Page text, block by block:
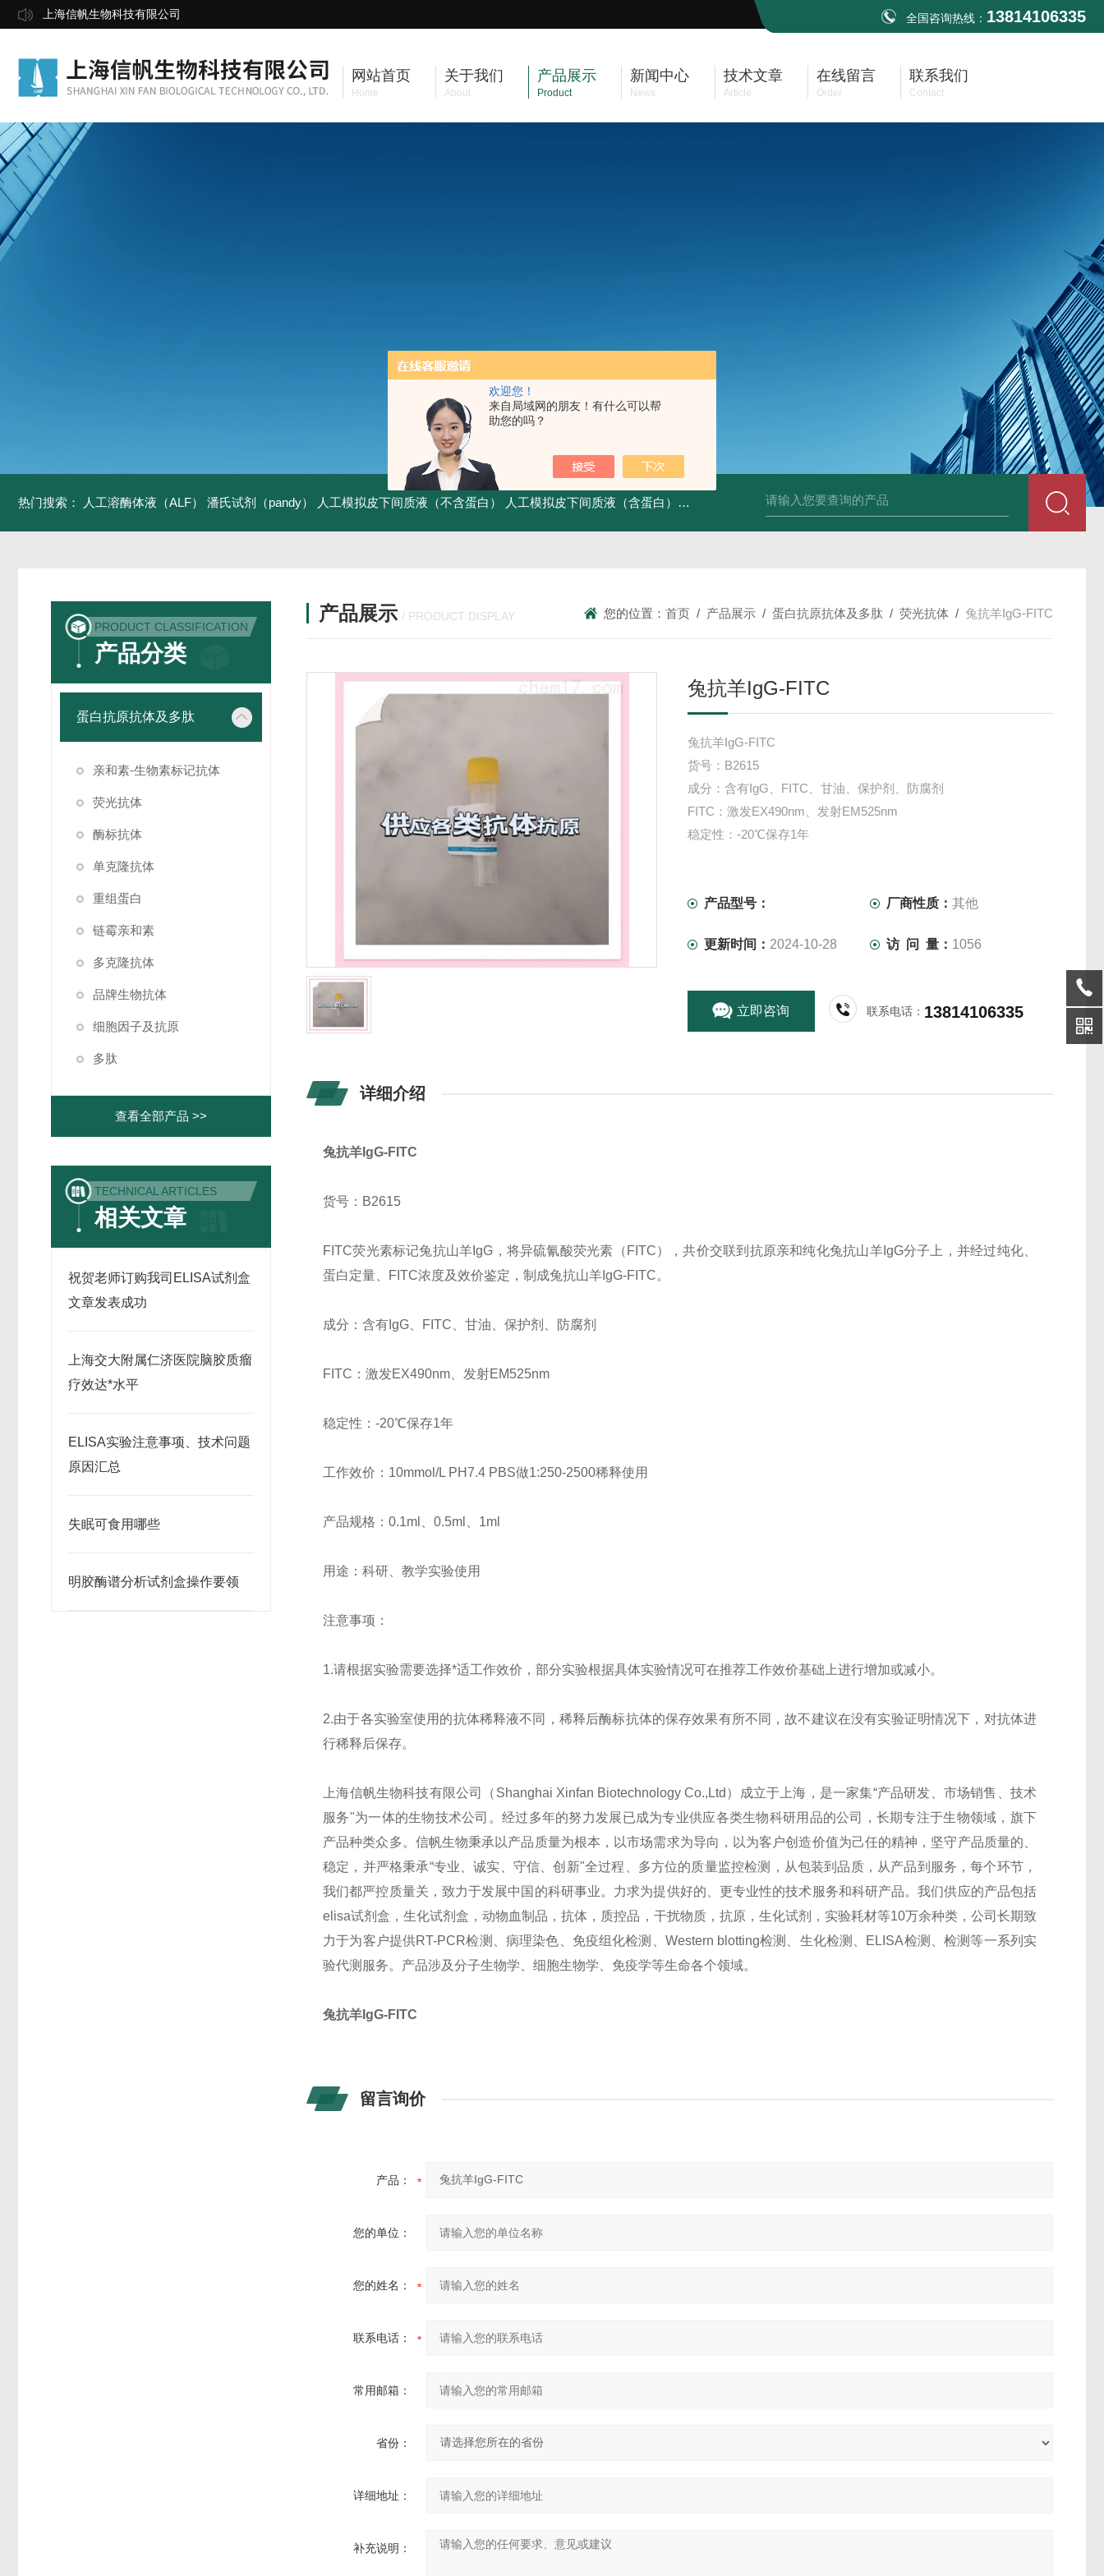
欢迎您！
来自局域网的朋友！有什么可以帮
助您的吗？
上海信帆生物科技有限公司 全国咨询热线： 13814106335
网站首页
Home
关于我们
About
产品展示
Product
新闻中心
News
技术文章
Article
在线留言
Order
联系我们
Contact
热门搜索： 人工溶酶体液（ALF） 潘氏试剂（pandy） 人工模拟皮下间质液（不含蛋白） 人工模拟皮下间质液（含蛋白） FITC标记小鼠抗His tag 组织细胞固定液（8％，PFA） 总胆汁酸（TBA）质
PRODUCT CLASSIFICATION
产品分类
蛋白抗原抗体及多肽
亲和素-生物素标记抗体
荧光抗体
酶标抗体
单克隆抗体
重组蛋白
链霉亲和素
多克隆抗体
品牌生物抗体
细胞因子及抗原
多肽
查看全部产品 >>
TECHNICAL ARTICLES
相关文章
祝贺老师订购我司ELISA试剂盒
文章发表成功
上海交大附属仁济医院脑胶质瘤
疗效达*水平
ELISA实验注意事项、技术问题
原因汇总
失眠可食用哪些
明胶酶谱分析试剂盒操作要领
产品展示 / PRODUCT DISPLAY 您的位置： 首页 / 产品展示 / 蛋白抗原抗体及多肽 / 荧光抗体 / 兔抗羊IgG-FITC
兔抗羊IgG-FITC
兔抗羊IgG-FITC
货号：B2615
成分：含有IgG、FITC、甘油、保护剂、防腐剂
FITC：激发EX490nm、发射EM525nm
稳定性：-20℃保存1年
产品型号： 厂商性质：其他
更新时间： 2024-10-28 访 问 量： 1056
立即咨询 联系电话： 13814106335
详细介绍
兔抗羊IgG-FITC
货号：B2615
FITC荧光素标记兔抗山羊IgG，将异硫氰酸荧光素（FITC），共价交联到抗原亲和纯化兔抗山羊IgG分子上，并经过纯化、
蛋白定量、FITC浓度及效价鉴定，制成兔抗山羊IgG-FITC。
成分：含有IgG、FITC、甘油、保护剂、防腐剂
FITC：激发EX490nm、发射EM525nm
稳定性：-20℃保存1年
工作效价：10mmol/L PH7.4 PBS做1:250-2500稀释使用
产品规格：0.1ml、0.5ml、1ml
用途：科研、教学实验使用
注意事项：
1.请根据实验需要选择*适工作效价，部分实验根据具体实验情况可在推荐工作效价基础上进行增加或减小。
2.由于各实验室使用的抗体稀释液不同，稀释后酶标抗体的保存效果有所不同，故不建议在没有实验证明情况下，对抗体进
行稀释后保存。
上海信帆生物科技有限公司（Shanghai Xinfan Biotechnology Co.,Ltd）成立于上海，是一家集“产品研发、市场销售、技术
服务"为一体的生物技术公司。经过多年的努力发展已成为专业供应各类生物科研用品的公司，长期专注于生物领域，旗下
产品种类众多。信帆生物秉承以产品质量为根本，以市场需求为导向，以为客户创造价值为己任的精神，坚守产品质量的、
稳定，并严格秉承“专业、诚实、守信、创新"全过程、多方位的质量监控检测，从包装到品质，从产品到服务，每个环节，
我们都严控质量关，致力于发展中国的科研事业。力求为提供好的、更专业性的技术服务和科研产品。我们供应的产品包括
elisa试剂盒，生化试剂盒，动物血制品，抗体，质控品，干扰物质，抗原，生化试剂，实验耗材等10万余种类，公司长期致
力于为客户提供RT-PCR检测、病理染色、免疫组化检测、Western blotting检测、生化检测、ELISA检测、检测等一系列实
验代测服务。产品涉及分子生物学、细胞生物学、免疫学等生命各个领域。
兔抗羊IgG-FITC
留言询价
产品：
您的单位：
您的姓名：
联系电话：
常用邮箱：
省份：
详细地址：
补充说明：